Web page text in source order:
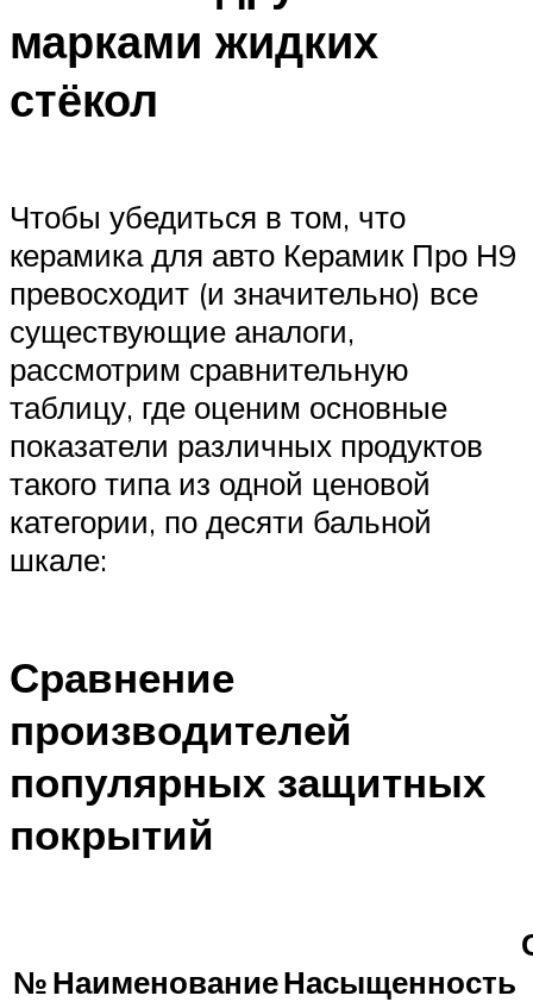
марками жидких
стёкол
Чтобы убедиться в том, что
керамика для авто Керамик Про Н9
превосходит (и значительно) все
существующие аналоги,
рассмотрим сравнительную
таблицу, где оценим основные
показатели различных продуктов
такого типа из одной ценовой
категории, по десяти бальной
шкале:
Сравнение
производителей
популярных защитных
покрытий
№НаименованиеНасыщенность